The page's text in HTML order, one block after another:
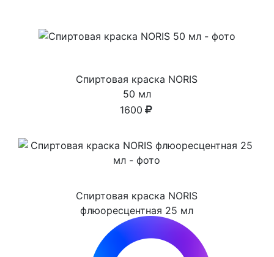
Спиртовая краска NORIS
50 мл
1600
Спиртовая краска NORIS
флюоресцентная 25 мл
1100